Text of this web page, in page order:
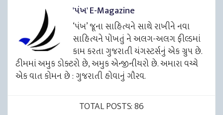
'પંખ' E-Magazine
‘પંખ’ જૂના સાહિત્યને સાથે રાખીને નવા
સાહિત્યને પોંખતું ને અલગ-અલગ ફીલ્ડમાં
કામ કરતા ગુજરાતી યંગસ્ટર્સનું એક ગ્રુપ છે.
ટીમમાં અમુક ડોક્ટરો છે, અમુક એન્જીનીયરો છે. અમારા વચ્ચે
એક વાત કોમન છે : ગુજરાતી હોવાનું ગૌરવ.
TOTAL POSTS: 86